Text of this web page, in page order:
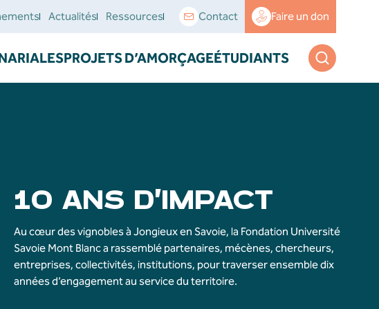
Actualités Ressources Contact Faire un don
PROJETS D’AMORÇAGEÉTUDIANTS
10 ANS D’IMPACT
Au cœur des vignobles à Jongieux en Savoie, la Fondation Université
Savoie Mont Blanc a rassemblé partenaires, mécènes, chercheurs,
entreprises, collectivités, institutions, pour traverser ensemble dix
années d’engagement au service du territoire.